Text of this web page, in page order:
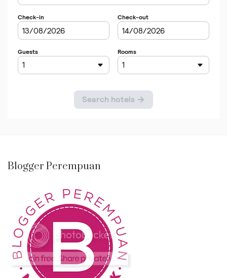
Blogger Perempuan